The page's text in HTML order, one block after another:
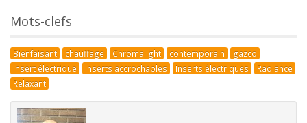
Mots-clefs
Bienfaisant chauffage Chromalight contemporain
gazco
insert électrique
Inserts accrochables Inserts électriques
Radiance
Relaxant